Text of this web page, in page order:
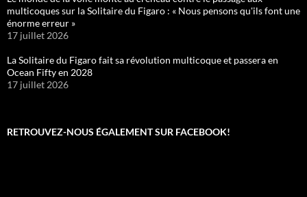
multicoques sur la Solitaire du Figaro : « Nous pensons qu'ils font une
énorme erreur »
17 juillet 2026
La Solitaire du Figaro fait sa révolution multicoque et passera en
Ocean Fifty en 2028
17 juillet 2026
RETROUVEZ-NOUS ÉGALEMENT SUR FACEBOOK!